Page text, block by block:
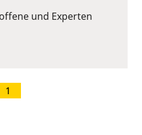
und Experten
1